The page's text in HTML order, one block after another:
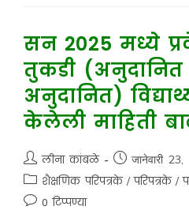
सन 2025 मध्ये
तुकडी (अनुदानित
अनुदानित)
केलेली माहिती
लीना कांबळे जानेवारी
शैक्षणिक परिपत्रके / परिपत्रके /
0 टिप्पण्या